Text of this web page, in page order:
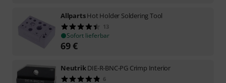
AllpartsHot Holder Soldering Tool
13
Sofort lieferbar
69€
NeutrikDIE-R-BNC-PG Crimp Interior
6